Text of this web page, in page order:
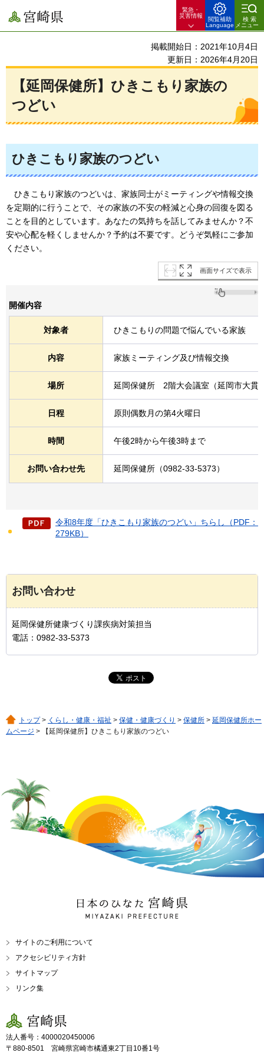
宮崎県
緊急・
災害情報
閲覧補助
Language
検索
メニュー
掲載開始日：2021年10月4日
更新日：2026年4月20日
【延岡保健所】ひきこもり家族の
つどい
ひきこもり家族のつどい
ひきこもり家族のつどいは、家族同士がミーティングや情報交換
を定期的に行うことで、その家族の不安の軽減と心身の回復を図る
ことを目的としています。あなたの気持ちを話してみませんか？不
安や心配を軽くしませんか？予約は不要です。どうぞ気軽にご参加
ください。
画面サイズで表示
開催内容
対象者 ひきこもりの問題で悩んでいる家族
内容 家族ミーティング及び情報交換
場所 延岡保健所 2階大会議室（延岡市大貫
日程 原則偶数月の第4火曜日
時間 午後2時から午後3時まで
お問い合わせ先 延岡保健所（0982-33-5373）
令和8年度「ひきこもり家族のつどい」ちらし（PDF：
279KB）
お問い合わせ
延岡保健所健康づくり課疾病対策担当
電話：0982-33-5373
トップ> くらし・健康・福祉 > 保健・健康づくり > 保健所 > 延岡保健所ホー
ムページ > 【延岡保健所】ひきこもり家族のつどい
日本のひなた 宮崎県
MIYAZAKI PREFECTURE
サイトのご利用について
アクセシビリティ方針
サイトマップ
リンク集
宮崎県
法人番号：4000020450006
〒880-8501 宮崎県宮崎市橘通東2丁目10番1号